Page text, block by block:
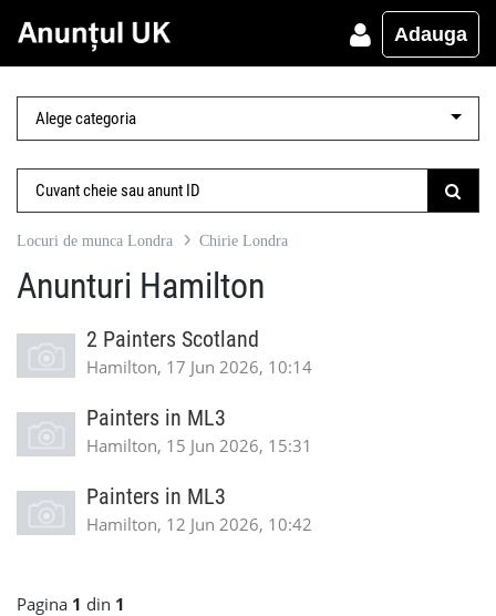
Adauga
Locuri de munca Londra Chirie Londra
Anunturi Hamilton
2 Painters Scotland
Hamilton, 17 Jun 2026, 10:14
Painters in ML3
Hamilton, 15 Jun 2026, 15:31
Painters in ML3
Hamilton, 12 Jun 2026, 10:42
Pagina 1 din 1